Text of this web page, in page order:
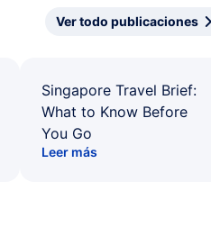
Ver todo publicaciones
Singapore Travel Brief:
What to Know Before
You Go
Leer más